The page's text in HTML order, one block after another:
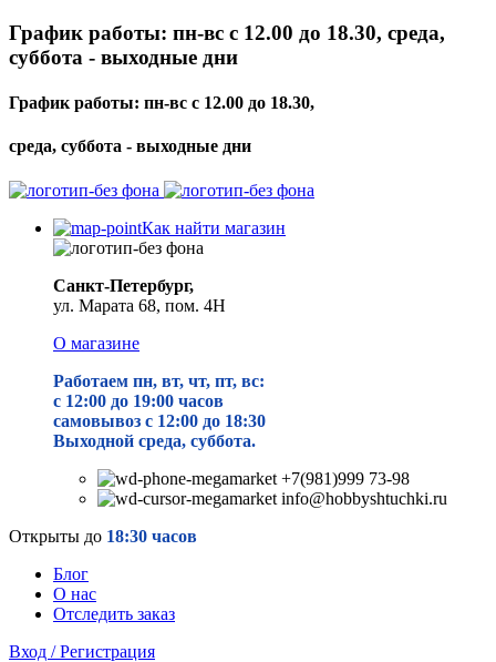
График работы: пн-вс с 12.00 до 18.30, среда,
суббота - выходные дни
График работы: пн-вс с 12.00 до 18.30,
среда, суббота - выходные дни
Как найти магазин
Санкт-Петербург,
ул. Марата 68, пом. 4Н
О магазине
Работаем пн, вт, чт, пт, вс:
с 12:00 до 19:00 часов
самовывоз с 12:00 до 18:30
Выходной среда, суббота.
+7(981)999 73-98
info@hobbyshtuchki.ru
Открыты до 18:30 часов
Блог
О нас
Отследить заказ
Вход / Регистрация